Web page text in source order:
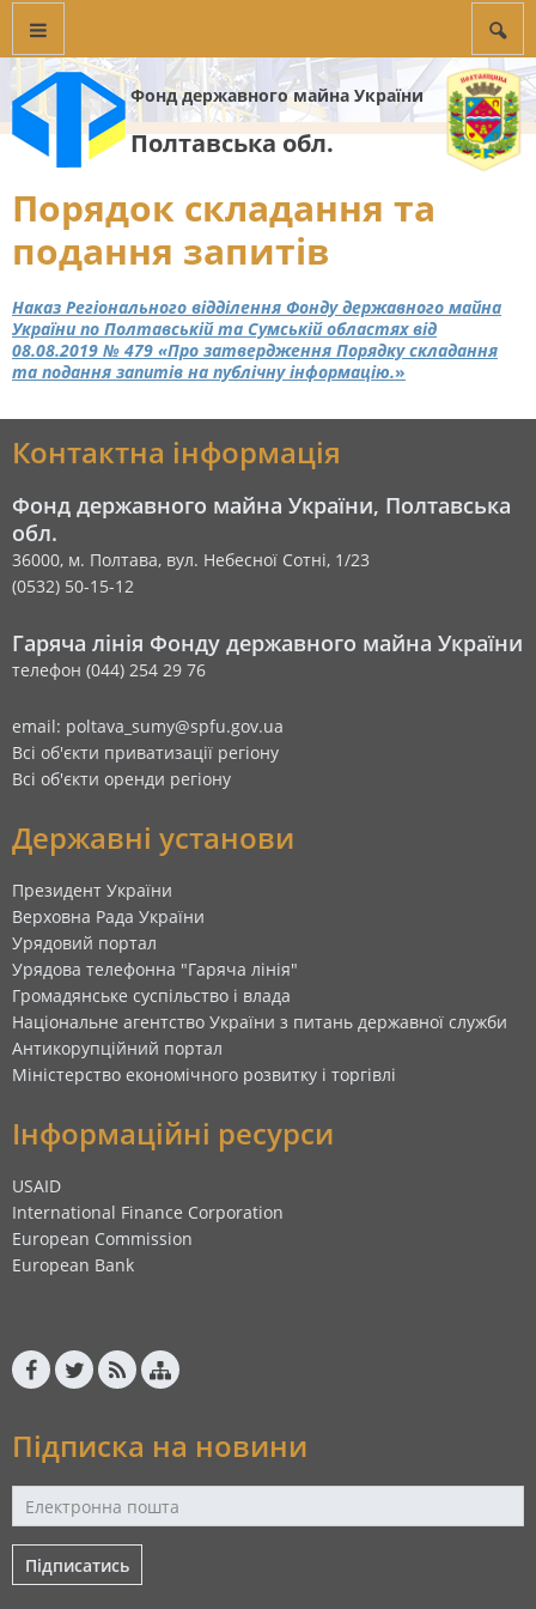
Фонд державного майна України
Полтавська обл.
Порядок складання та
подання запитів
Наказ Регіонального відділення Фонду державного майна
України по Полтавській та Сумській областях від
08.08.2019 № 479 «Про затвердження Порядку складання
та подання запитів на публічну інформацію.»
Контактна інформація
Фонд державного майна України, Полтавська
обл.
36000, м. Полтава, вул. Небесної Сотні, 1/23
(0532) 50-15-12
Гаряча лінія Фонду державного майна України
телефон (044) 254 29 76
email: poltava_sumy@spfu.gov.ua
Всі об'єкти приватизації регіону
Всі об'єкти оренди регіону
Державні установи
Президент України
Верховна Рада України
Урядовий портал
Урядова телефонна "Гаряча лінія"
Громадянське суспільство і влада
Національне агентство України з питань державної служби
Антикорупційний портал
Міністерство економічного розвитку і торгівлі
Інформаційні ресурси
USAID
International Finance Corporation
European Commission
European Bank
Підписка на новини
Підписатись